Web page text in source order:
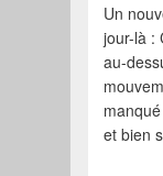
Un
jour-là :
au-
et bien